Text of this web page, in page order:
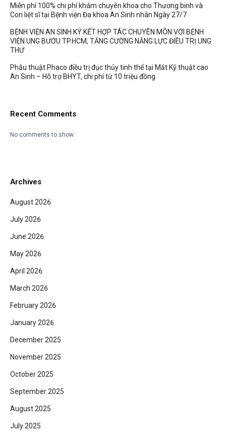
Miễn phí 100% chi phí khám chuyên khoa cho Thương binh và
Con liệt sĩ tại Bệnh viện Đa khoa An Sinh nhân Ngày 27/7
BỆNH VIỆN AN SINH KÝ KẾT HỢP TÁC CHUYÊN MÔN VỚI BỆNH
VIỆN UNG BƯỚU TP.HCM, TĂNG CƯỜNG NĂNG LỰC ĐIỀU TRỊ UNG
THƯ
Phẫu thuật Phaco điều trị đục thủy tinh thể tại Mắt Kỹ thuật cao
An Sinh – Hỗ trợ BHYT, chi phí từ 10 triệu đồng
Recent Comments
No comments to show.
Archives
August 2026
July 2026
June 2026
May 2026
April 2026
March 2026
February 2026
January 2026
December 2025
November 2025
October 2025
September 2025
August 2025
July 2025